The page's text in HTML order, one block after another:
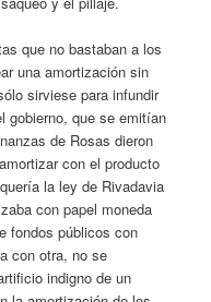
que no bastaban a los
una amortización sin
sirviese para infundir
gobierno, que se emitían
de Rosas dieron
con el producto
la ley de Rivadavia
con papel moneda
fondos públicos con
con otra, no se
indigno de un